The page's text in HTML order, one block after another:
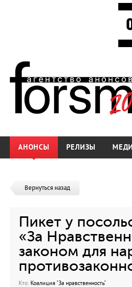
АНОНСЫ РЕЛИЗЫ
Вернуться назад
Пикет у
«За
законом для
Кто: Коалиция "За нравственность"